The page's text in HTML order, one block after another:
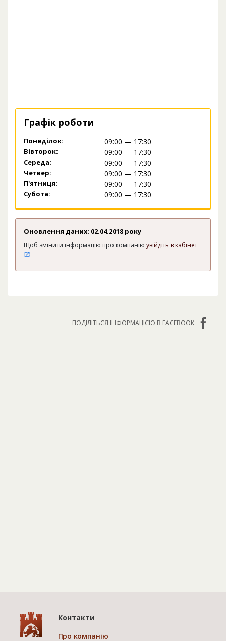
Графік роботи
Понеділок: 09:00 — 17:30
Вівторок: 09:00 — 17:30
Середа: 09:00 — 17:30
Четвер: 09:00 — 17:30
П'ятниця: 09:00 — 17:30
Субота: 09:00 — 17:30
Оновлення даних: 02.04.2018 року
Щоб змінити інформацію про компанію увійдіть в кабінет
ПОДІЛІТЬСЯ ІНФОРМАЦІЄЮ В FACEBOOK
Контакти
Про компанію